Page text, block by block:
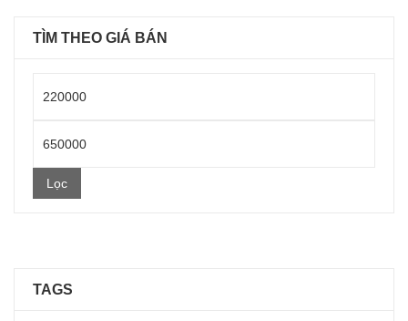
TÌM THEO GIÁ BÁN
nhất
cao
nhất
Lọc
TAGS